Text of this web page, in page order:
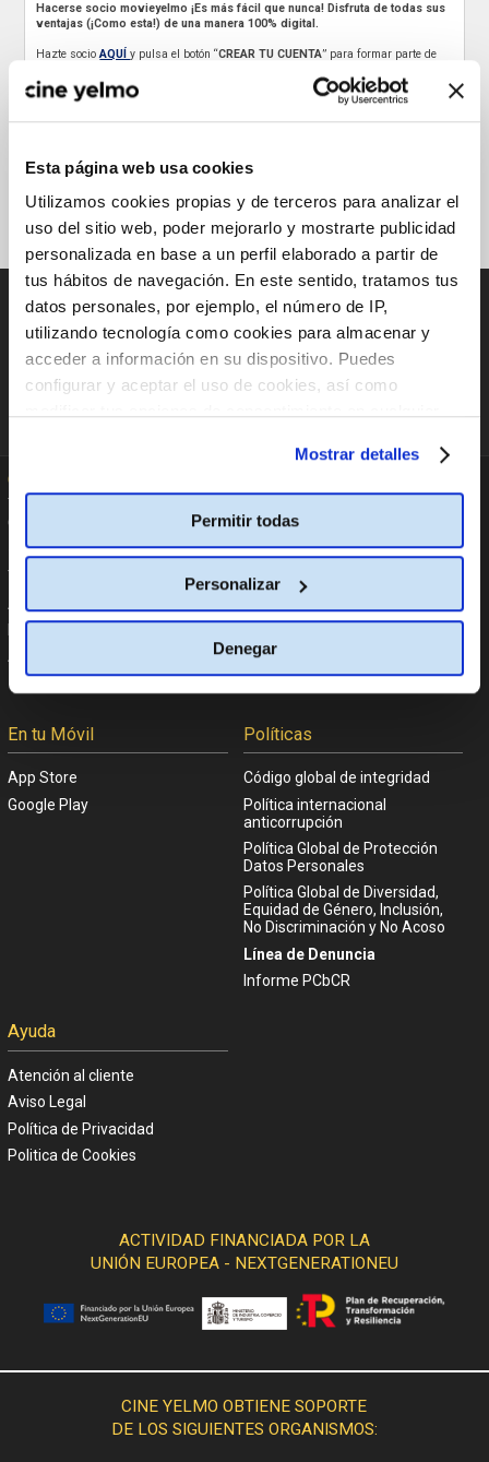
Esta página web usa cookies
Utilizamos cookies propias y de terceros para analizar el
uso del sitio web, poder mejorarlo y mostrarte publicidad
personalizada en base a un perfil elaborado a partir de
tus hábitos de navegación. En este sentido, tratamos tus
datos personales, por ejemplo, el número de IP,
utilizando tecnología como cookies para almacenar y
acceder a información en su dispositivo. Puedes
configurar y aceptar el uso de cookies, así como
Mostrar detalles
Permitir todas
Personalizar
Denegar
Hacerse socio movieyelmo ¡Es más fácil que nunca! Disfruta de todas sus
ventajas (¡Como esta!) de una manera 100% digital.
Hazte socioAQUÍy pulsa el botón “CREAR TU CUENTA” para formar parte de
para socios, tener un menú exclusivo los miércoles, obtener tus palomitas
gratis (solo para nuevos socios)
y muchas sorpresas más….
socio movieyelmo.
REGRESAR A LAS PROMOCIONES
CATÁLOGO DE PELÍCULAS
CAMBIAR DE PAÍS
España
Cine Yelmo
Garantía Cine Yelmo
+Que Cine
Trabaja con nosotros
Anúnciate en Cine Yelmo
Reservas de colegios
Apoyo Institucional
Facebook
Twitter
Instagram
Linkedin
En tu Móvil
App Store
Google Play
Políticas
Código global de integridad
Política internacional
anticorrupción
Política Global de Protección
Datos Personales
Política Global de Diversidad,
Equidad de Género, Inclusión,
No Discriminación y No Acoso
Línea de Denuncia
Informe PCbCR
Ayuda
Atención al cliente
Aviso Legal
Política de Privacidad
Politica de Cookies
ACTIVIDAD FINANCIADA POR LA
UNIÓN EUROPEA - NEXTGENERATIONEU
CINE YELMO OBTIENE SOPORTE
DE LOS SIGUIENTES ORGANISMOS: